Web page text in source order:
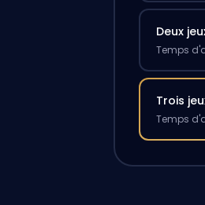
Deux
Temps
Trois
Temps